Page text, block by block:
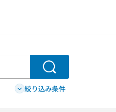
検索
絞り込み条件